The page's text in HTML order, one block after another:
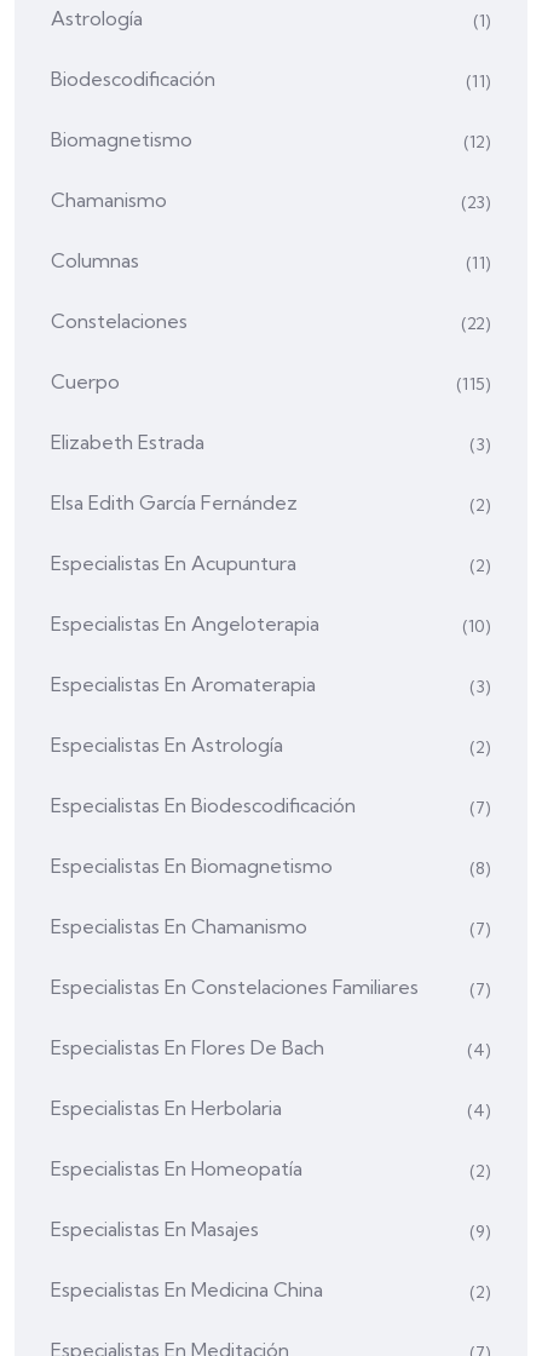
Astrología (1)
Biodescodificación (11)
Biomagnetismo (12)
Chamanismo (23)
Columnas (11)
Constelaciones (22)
Cuerpo (115)
Elizabeth Estrada (3)
Elsa Edith García Fernández (2)
Especialistas En Acupuntura (2)
Especialistas En Angeloterapia (10)
Especialistas En Aromaterapia (3)
Especialistas En Astrología (2)
Especialistas En Biodescodificación (7)
Especialistas En Biomagnetismo (8)
Especialistas En Chamanismo (7)
Especialistas En Constelaciones Familiares (7)
Especialistas En Flores De Bach (4)
Especialistas En Herbolaria (4)
Especialistas En Homeopatía (2)
Especialistas En Masajes (9)
Especialistas En Medicina China (2)
Especialistas En Meditación